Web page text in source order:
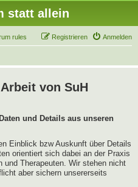
statt allein
rules Anmelden
Registrieren
von SuH
und Details aus unseren
Einblick bzw Auskunft über Details
orientiert sich dabei an der Praxis
und Therapeuten. Wir stehen nicht
aber sichern unsererseits